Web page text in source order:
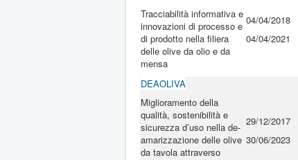
Tracciabilità informativa e
innovazioni di processo e
di prodotto nella filiera
delle olive da olio e da
mensa
04/04/2018
04/04/2021
DEAOLIVA
Miglioramento della
qualità, sostenibilità e
sicurezza d’uso nella de-
amarizzazione delle olive
da tavola attraverso
29/12/2017
30/06/2023